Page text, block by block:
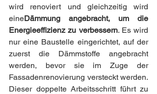
wird renoviert und gleichzeitig wird
eineDämmung angebracht, um die
Energieeffizienz zu verbessern. Es wird
nur eine Baustelle eingerichtet, auf der
zuerst die Dämmstoffe angebracht
werden, bevor sie im Zuge der
Fassadenrenovierung versteckt werden.
Dieser doppelte Arbeitsschritt führt zu